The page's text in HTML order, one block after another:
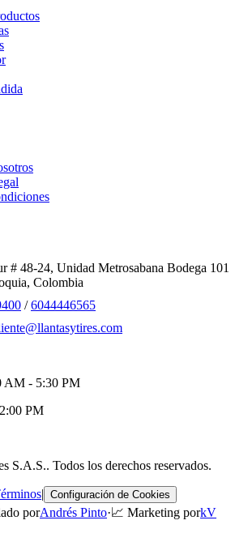
# 48-24, Unidad Metrosabana Bodega 101
, Colombia
/6044446565
AM - 5:30 PM
PM
S.A.S.. Todos los derechos reservados.
| Configuración de Cookies
porAndrés Pinto·📈 Marketing porkV